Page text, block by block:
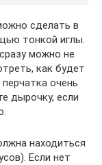
сделать в
тонкой иглы.
можно не
как будет
очень
дырочку, если
находиться
Если нет